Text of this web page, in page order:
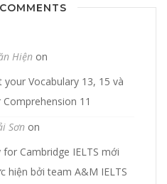
Hiệnon
Vocabulary 13, 15 và
11
Sơn on
Cambridge IELTS mới
hiện bởi team A&M IELTS